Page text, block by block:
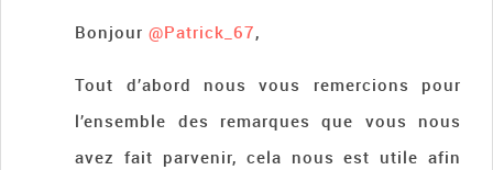
Bonjour@Patrick_67,
Tout d’abord nous vous remercions pour
l’ensemble des remarques que vous nous
avez fait parvenir, cela nous est utile afin